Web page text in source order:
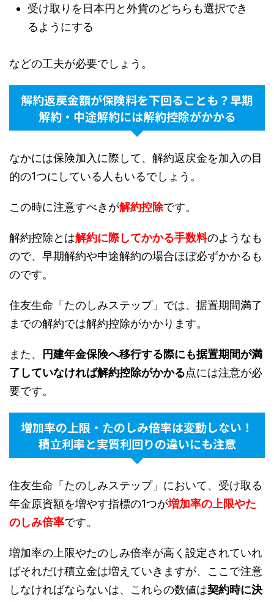
受け取りを日本円と外貨のどちらも選択でき
るようにする
などの工夫が必要でしょう。
解約返戻金額が保険料を下回ることも？早期
解約・中途解約には解約控除がかかる
なかには保険加入に際して、解約返戻金を加入の目
的の1つにしている人もいるでしょう。
この時に注意すべきが解約控除です。
解約控除とは解約に際してかかる手数料のようなも
ので、早期解約や中途解約の場合ほぼ必ずかかるも
のです。
住友生命「たのしみステップ」では、据置期間満了
までの解約では解約控除がかかります。
また、 円建年金保険へ移行する際にも据置期間が満
了していなければ解約控除がかかる点には注意が必
要です。
増加率の上限・たのしみ倍率は変動しない！
積立利率と実質利回りの違いにも注意
住友生命「たのしみステップ」において、受け取る
年金原資額を増やす指標の1つが増加率の上限やた
のしみ倍率です。
増加率の上限やたのしみ倍率が高く設定されていれ
ばそれだけ積立金は増えていきますが、ここで注意
しなければならないは、これらの数値は契約時に決